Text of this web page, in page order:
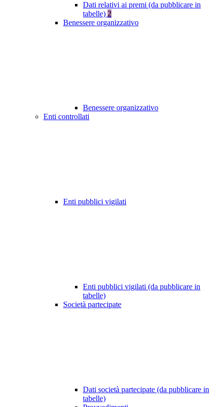
Dati relativi ai premi (da pubblicare in
tabelle) 2
Benessere organizzativo
Benessere organizzativo
Enti controllati
Enti pubblici vigilati
Enti pubblici vigilati (da pubblicare in
tabelle)
Società partecipate
Dati società partecipate (da pubblicare in
tabelle)